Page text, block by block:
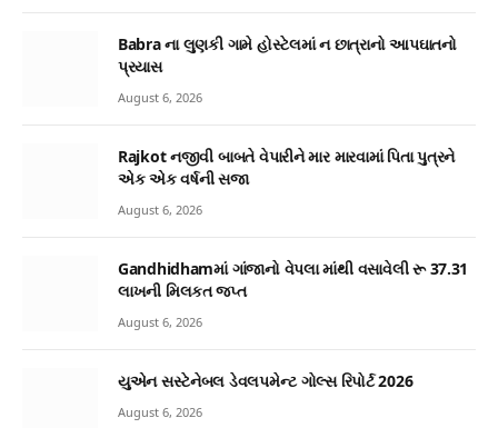
Babra ના લુણકી ગામે હોસ્ટેલમાં ન છાત્રાનો આપઘાતનો
પ્રયાસ
August 6, 2026
Rajkot નજીવી બાબતે વેપારીને માર મારવામાં પિતા પુત્રને
એક એક વર્ષની સજા
August 6, 2026
Gandhidhamમાં ગાંજાનો વેપલા માંથી વસાવેલી રૂ 37.31
લાખની મિલકત જપ્ત
August 6, 2026
યુએન સસ્ટેનેબલ ડેવલપમેન્ટ ગોલ્સ રિપોર્ટ 2026
August 6, 2026